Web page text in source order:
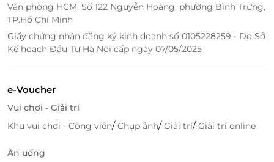
ưu đãi vượt trội
LifeLink là địa chỉ tin cậy giúp bạn săn
giảm giá, đặt phòng tiện lợinhanh chóng.
toán linh hoạt.
Văn phòng HCM: Số 122 Nguyễn Hoàng, phường Bình Trưng,
TP.Hồ Chí Minh
Giấy chứng nhận đăng ký kinh doanh số 0105228259 - Do Sở
Kế hoạch Đầu Tư Hà Nội cấp ngày 07/05/2025
e-Voucher
Vui chơi - Giải trí
Khu vui chơi - Công viên/Chụp ảnh/Giải trí/Giải trí online
Ăn uống